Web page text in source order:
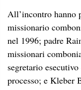
All’incontro hanno
missionario
nel 1996; padre
missionari
segretario
processo; e Kleber